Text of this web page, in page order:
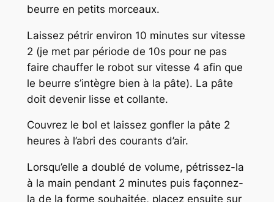
beurre en petits morceaux.
Laissez pétrir environ 10 minutes sur vitesse
2 (je met par période de 10s pour ne pas
faire chauffer le robot sur vitesse 4 afin que
le beurre s’intègre bien à la pâte). La pâte
doit devenir lisse et collante.
Couvrez le bol et laissez gonfler la pâte 2
heures à l’abri des courants d’air.
Lorsqu’elle a doublé de volume, pétrissez-la
à la main pendant 2 minutes puis façonnez-
la de la forme souhaitée, placez ensuite sur